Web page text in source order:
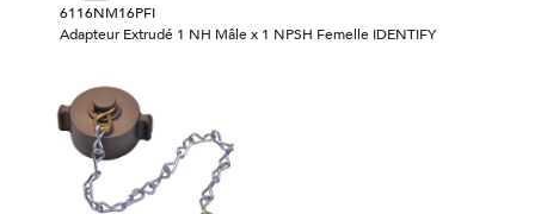
6116NM16PFI
Adapteur Extrudé 1 NH Mâle x 1 NPSH Femelle IDENTIFY